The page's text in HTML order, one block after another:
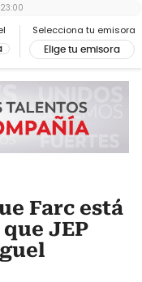
Selecciona tu emisora
Elige tu emisora
23:00
Farc está
JEP